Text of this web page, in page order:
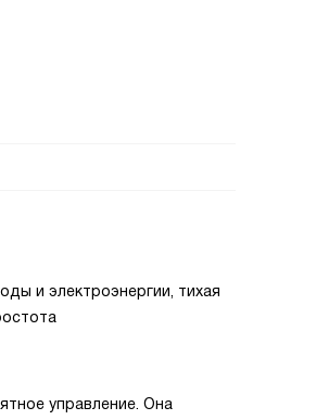
и электроэнергии, тихая
управление. Она